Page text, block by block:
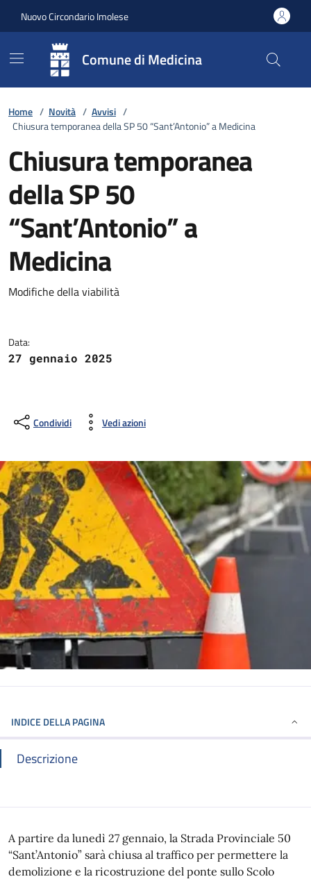
Nuovo Circondario Imolese
Comune di Medicina
Home / Novità / Avvisi /
Chiusura temporanea della SP 50 “Sant’Antonio” a Medicina
Chiusura temporanea
della SP 50
“Sant’Antonio” a
Medicina
Dettagli della notizia
Modifiche della viabilità
Data:
27 gennaio 2025
Condividi Vedi azioni
INDICE DELLA PAGINA
Descrizione
A partire da lunedì 27 gennaio, la Strada Provinciale 50
“Sant’Antonio” sarà chiusa al traffico per permettere la
demolizione e la ricostruzione del ponte sullo Scolo